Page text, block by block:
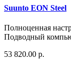
Suunto EON Steel
Полноценная
Подводный
53 820.00 р.